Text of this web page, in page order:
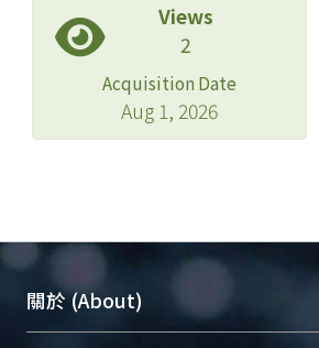
Views
2
Acquisition Date
Aug 1, 2026
關於 (About)